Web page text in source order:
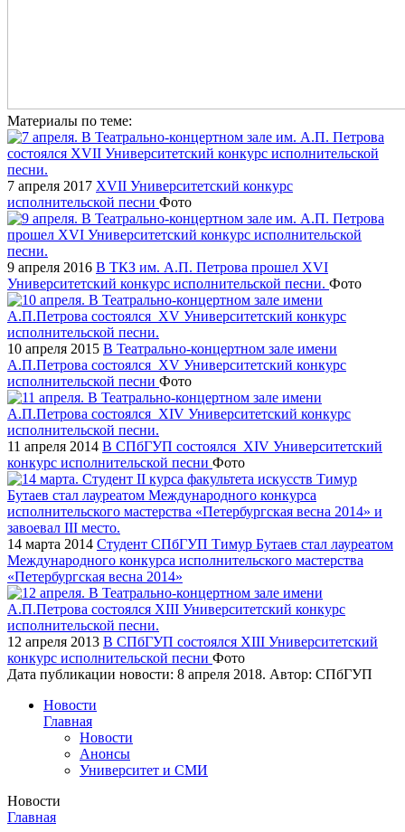
Материалы по теме:
7 апреля 2017 XVII Университетский конкурс
исполнительской песни Фото
9 апреля 2016 В ТКЗ им. А.П. Петрова прошел XVI
Университетский конкурс исполнительской песни. Фото
10 апреля 2015 В Театрально-концертном зале имени
А.П.Петрова состоялся XV Университетский конкурс
исполнительской песни Фото
11 апреля 2014 В СПбГУП состоялся XIV Университетский
конкурс исполнительской песни Фото
14 марта 2014 Студент СПбГУП Тимур Бутаев стал лауреатом
Международного конкурса исполнительского мастерства
«Петербургская весна 2014»
12 апреля 2013 В СПбГУП состоялся XIII Университетский
конкурс исполнительской песни Фото
Дата публикации новости: 8 апреля 2018. Автор: СПбГУП
Новости
Главная
Новости
Анонсы
Университет и СМИ
Новости
Главная